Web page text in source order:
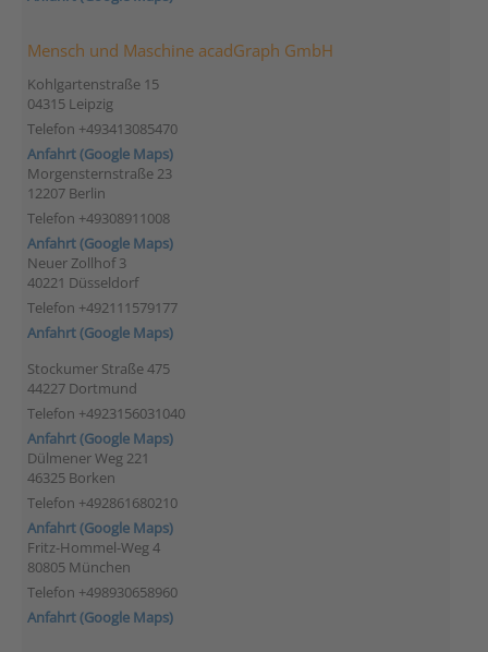
Mensch und Maschine acadGraph GmbH
Kohlgartenstraße 15
04315 Leipzig
Telefon +493413085470
Anfahrt (Google Maps)
Morgensternstraße 23
12207 Berlin
Telefon +49308911008
Anfahrt (Google Maps)
Neuer Zollhof 3
40221 Düsseldorf
Telefon +492111579177
Anfahrt (Google Maps)
Stockumer Straße 475
44227 Dortmund
Telefon +4923156031040
Anfahrt (Google Maps)
Dülmener Weg 221
46325 Borken
Telefon +492861680210
Anfahrt (Google Maps)
Fritz-Hommel-Weg 4
80805 München
Telefon +498930658960
Anfahrt (Google Maps)